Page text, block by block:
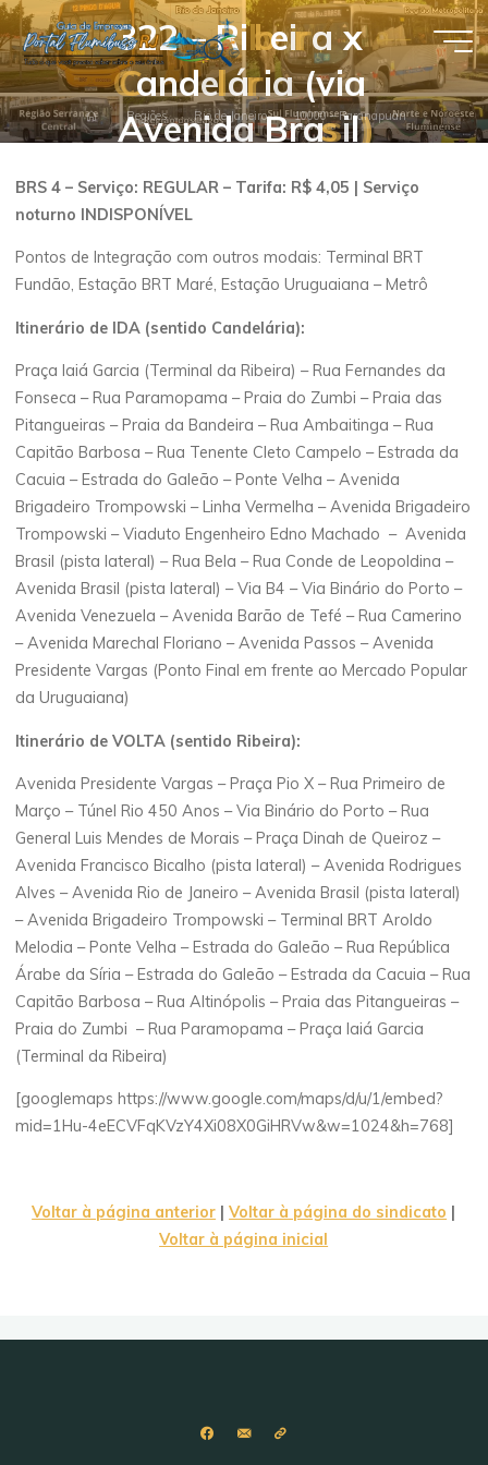
Pular
para
o
conteúdo
Guia de
Empresas
- Portal
322 – Rib
beir
ra x
C
Candel
lár
ria (via
Avenida Bras
sil)
)
Página
inicial
Regiões Rio de Janeiro 10000 – Paranapuan
BRS 4 – Serviço: REGULAR – Tarifa: R$ 4,05 | Serviço
noturno INDISPONÍVEL
Pontos de Integração com outros modais: Terminal BRT
Fundão, Estação BRT Maré, Estação Uruguaiana – Metrô
Itinerário de IDA (sentido Candelária):
Praça Iaiá Garcia (Terminal da Ribeira) – Rua Fernandes da
Fonseca – Rua Paramopama – Praia do Zumbi – Praia das
Pitangueiras – Praia da Bandeira – Rua Ambaitinga – Rua
Capitão Barbosa – Rua Tenente Cleto Campelo – Estrada da
Cacuia – Estrada do Galeão – Ponte Velha – Avenida
Brigadeiro Trompowski – Linha Vermelha – Avenida Brigadeiro
Trompowski – Viaduto Engenheiro Edno Machado – Avenida
Brasil (pista lateral) – Rua Bela – Rua Conde de Leopoldina –
Avenida Brasil (pista lateral) – Via B4 – Via Binário do Porto –
Avenida Venezuela – Avenida Barão de Tefé – Rua Camerino
– Avenida Marechal Floriano – Avenida Passos – Avenida
Presidente Vargas (Ponto Final em frente ao Mercado Popular
da Uruguaiana)
Itinerário de VOLTA (sentido Ribeira):
Avenida Presidente Vargas – Praça Pio X – Rua Primeiro de
Março – Túnel Rio 450 Anos – Via Binário do Porto – Rua
General Luis Mendes de Morais – Praça Dinah de Queiroz –
Avenida Francisco Bicalho (pista lateral) – Avenida Rodrigues
Alves – Avenida Rio de Janeiro – Avenida Brasil (pista lateral)
– Avenida Brigadeiro Trompowski – Terminal BRT Aroldo
Melodia – Ponte Velha – Estrada do Galeão – Rua República
Árabe da Síria – Estrada do Galeão – Estrada da Cacuia – Rua
Capitão Barbosa – Rua Altinópolis – Praia das Pitangueiras –
Praia do Zumbi – Rua Paramopama – Praça Iaiá Garcia
(Terminal da Ribeira)
[googlemaps https://www.google.com/maps/d/u/1/embed?
mid=1Hu-4eECVFqKVzY4Xi08X0GiHRVw&w=1024&h=768]
Voltar à página anterior |Voltar à página do sindicato |
Voltar à página inicial